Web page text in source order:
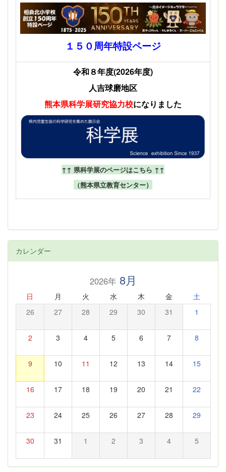
１５０周年特設ページ
令和８年度(2026年度)
人吉球磨地区
熊本県科学展研究協力校になりました
↑↑ 県科学展のページはこちら ↑↑
（熊本県立教育センター）
カレンダー
2026年8月
日 月 火 水 木 金 土
26 27 28 29 30 31 1
2 3 4 5 6 7 8
9 10 11 12 13 14 15
16 17 18 19 20 21 22
23 24 25 26 27 28 29
30 31 1 2 3 4 5